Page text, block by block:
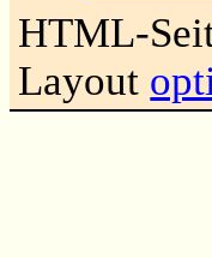
HTML-
Layout